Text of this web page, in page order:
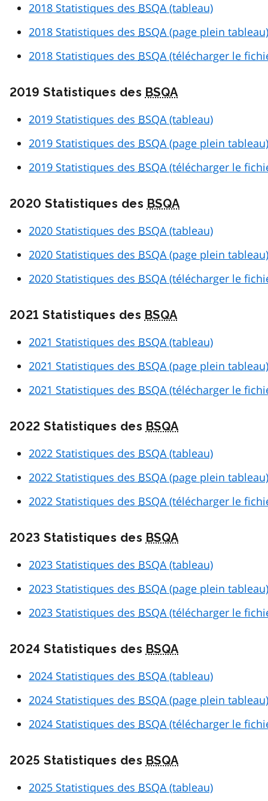
2018 Statistiques des BSQA(tableau)
2018 Statistiques des BSQA(page plein tableau)
2018 Statistiques des BSQA(télécharger le
2019 Statistiques des BSQA
2019 Statistiques des BSQA(tableau)
2019 Statistiques des BSQA(page plein tableau)
2019 Statistiques des BSQA(télécharger le
2020 Statistiques des BSQA
2020 Statistiques des BSQA(tableau)
2020 Statistiques des BSQA(page plein tableau)
2020 Statistiques des BSQA(télécharger le
2021 Statistiques des BSQA
2021 Statistiques des BSQA(tableau)
2021 Statistiques des BSQA(page plein tableau)
2021 Statistiques des BSQA(télécharger le
2022 Statistiques des BSQA
2022 Statistiques des BSQA(tableau)
2022 Statistiques des BSQA(page plein tableau)
2022 Statistiques des BSQA(télécharger le
2023 Statistiques des BSQA
2023 Statistiques des BSQA(tableau)
2023 Statistiques des BSQA(page plein tableau)
2023 Statistiques des BSQA(télécharger le
2024 Statistiques des BSQA
2024 Statistiques des BSQA(tableau)
2024 Statistiques des BSQA(page plein tableau)
2024 Statistiques des BSQA(télécharger le
2025 Statistiques des BSQA
2025 Statistiques des BSQA(tableau)